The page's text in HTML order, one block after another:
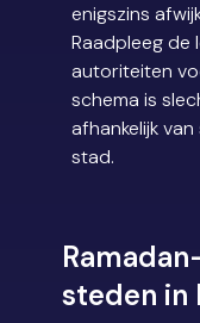
enigszins
Raadpleeg de
autoriteiten
schema is
afhankelijk
stad.
steden in